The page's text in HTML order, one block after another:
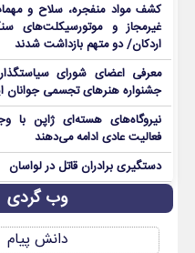
کشف مواد منفجره، سلاح و
غیرمجاز و موتورسیکلت‌های
اردکان/ دو متهم بازداشت شدند
معرفی اعضای شورای
جشنواره هنرهای تجسمی جوانان
نیروگاه‌های هسته‌ای ژاپن با
فعالیت عادی ادامه می‌دهند
دستگیری برادران قاتل در لواسان
وب گردی
دانش پیام